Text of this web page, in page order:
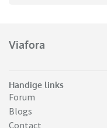
Viafora
Handige links
Forum
Blogs
Contact